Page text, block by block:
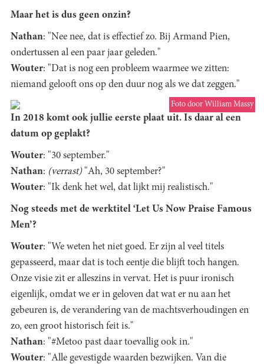
Maar het is dus geen onzin?
Nathan: "Nee nee, dat is effectief zo. Bij Armand Pien,
ondertussen al een paar jaar geleden."
Wouter: "Dat is nog een probleem waarmee we zitten:
niemand gelooft ons op den duur nog als we dat zeggen."
Foto door William Massy
In 2018 komt ook jullie eerste plaat uit. Is daar al een
datum op geplakt?
Wouter: "30 september."
Nathan: (verrast)"Ah, 30 september?"
Wouter: "Ik denk het wel, dat lijkt mij realistisch."
Nog steeds met de werktitel ‘Let Us Now Praise Famous
Men’?
Wouter: "We weten het niet goed. Er zijn al veel titels
gepasseerd, maar dat is toch eentje die blijft toch hangen.
Onze visie zit er alleszins in vervat. Het is puur ironisch
eigenlijk, omdat we er in geloven dat wat er nu aan het
gebeuren is, de verandering van de machtsverhoudingen en
zo, een groot historisch feit is."
Nathan: "#Metoo past daar toevallig ook in."
Wouter: "Alle gevestigde waarden bezwijken. Van die